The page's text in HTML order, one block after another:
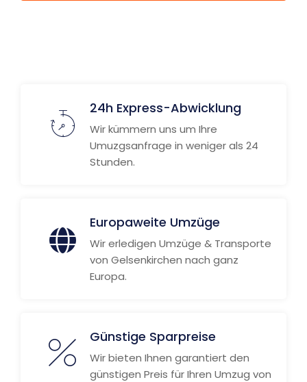
24h Express-Abwicklung
Wir kümmern uns um Ihre
Umuzgsanfrage in weniger als 24
Stunden.
Europaweite Umzüge
Wir erledigen Umzüge & Transporte
von Gelsenkirchen nach ganz
Europa.
Günstige Sparpreise
Wir bieten Ihnen garantiert den
günstigen Preis für Ihren Umzug von